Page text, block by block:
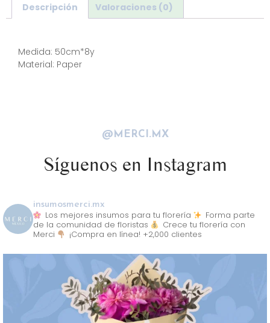
Descripción Valoraciones (0)
Medida: 50cm*8y
Material: Paper
@MERCI.MX
Síguenos en Instagram
insumosmerci.mx
Los mejores insumos para tu florería
Forma parte
de la comunidad de floristas
Crece tu florería con
Merci
¡Compra en línea! +2,000 clientes